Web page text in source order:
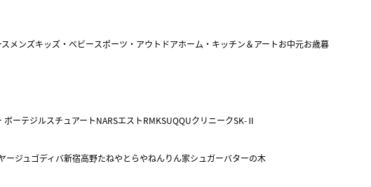
メンズキッズ・ベビースポーツ・アウトドアホーム・キッチン＆アートお中元お歳暮
ボーテジルスチュアートNARSエストRMKSUQQUクリニークSK-Ⅱ
ージュ ゴディバ新宿高野たねやとらやねんりん家シュガーバターの木